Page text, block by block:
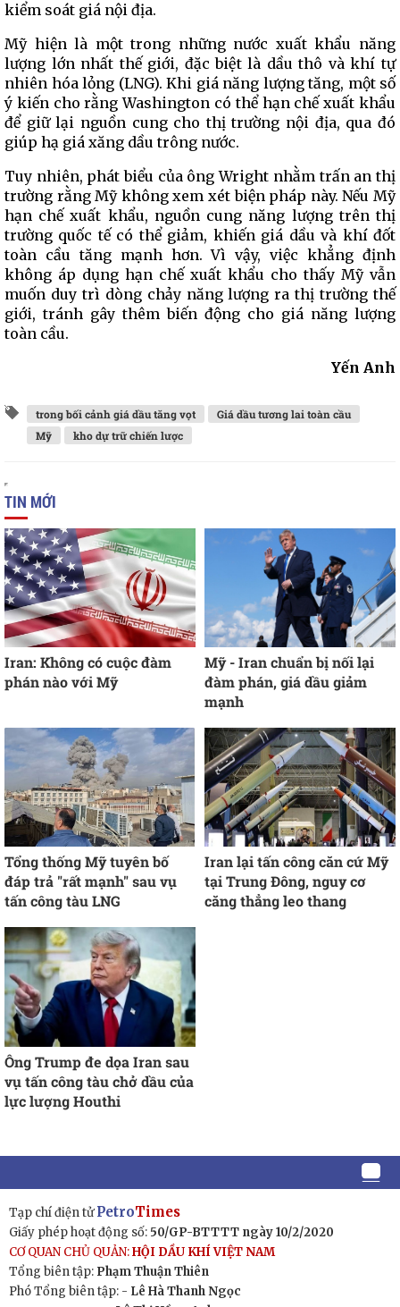
kiểm soát giá nội địa.
Mỹ hiện là một trong những nước xuất khẩu năng
lượng lớn nhất thế giới, đặc biệt là dầu thô và khí tự
nhiên hóa lỏng (LNG). Khi giá năng lượng tăng, một số
ý kiến cho rằng Washington có thể hạn chế xuất khẩu
để giữ lại nguồn cung cho thị trường nội địa, qua đó
giúp hạ giá xăng dầu trông nước.
Tuy nhiên, phát biểu của ông Wright nhằm trấn an thị
trường rằng Mỹ không xem xét biện pháp này. Nếu Mỹ
hạn chế xuất khẩu, nguồn cung năng lượng trên thị
trường quốc tế có thể giảm, khiến giá dầu và khí đốt
toàn cầu tăng mạnh hơn. Vì vậy, việc khẳng định
không áp dụng hạn chế xuất khẩu cho thấy Mỹ vẫn
muốn duy trì dòng chảy năng lượng ra thị trường thế
giới, tránh gây thêm biến động cho giá năng lượng
toàn cầu.
Yến Anh
trong bối cảnh giá dầu tăng vọt
Giá dầu tương lai toàn cầu
Mỹ
kho dự trữ chiến lược
TIN MỚI
Iran: Không có cuộc đàm
phán nào với Mỹ
Mỹ - Iran chuẩn bị nối lại
đàm phán, giá dầu giảm
mạnh
Tổng thống Mỹ tuyên bố
đáp trả "rất mạnh" sau vụ
tấn công tàu LNG
Iran lại tấn công căn cứ Mỹ
tại Trung Đông, nguy cơ
căng thẳng leo thang
Ông Trump đe dọa Iran sau
vụ tấn công tàu chở dầu của
lực lượng Houthi
Tạp chí điện tửPetroTimes
Giấy phép hoạt động số: 50/GP-BTTTT ngày 10/2/2020
CƠ QUAN CHỦ QUẢN:HỘI DẦU KHÍ VIỆT NAM
Tổng biên tập: Phạm Thuận Thiên
Phó Tổng biên tập: - Lê Hà Thanh Ngọc